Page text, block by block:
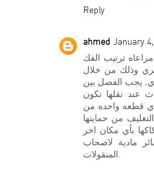
Reply
ahmed January
ترتيب الفك
وذلك من خلال
يجب الفصل بين
عند نقلها تكون
قطعه واحده من
من حمايتها
بأي مكان اخر
مادية لاصحاب
المنقولات.